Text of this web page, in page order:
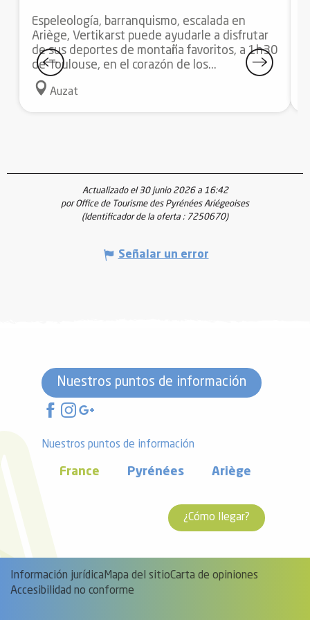
Espeleología, barranquismo, escalada en
Ariège, Vertikarst puede ayudarle a disfrutar
de sus deportes de montaña favoritos, a 1h30
de Toulouse, en el corazón de los...
Auzat
Actualizado el 30 junio 2026 a 16:42
por Office de Tourisme des Pyrénées Ariégeoises
(Identificador de la oferta : 7250670)
Señalar un error
Nuestros puntos de información
Nuestros puntos de información
France Pyrénées Ariège
¿Cómo llegar?
Información jurídicaMapa del sitioCarta de opiniones
Accesibilidad no conforme